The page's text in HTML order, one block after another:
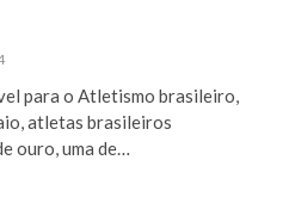
para o Atletismo brasileiro,
atletas brasileiros
ouro, uma de…